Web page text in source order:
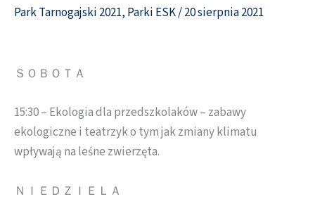
Park Tarnogajski 2021, Parki ESK/20 sierpnia 2021
ＳＯＢＯＴＡ
15:30 – Ekologia dla przedszkolaków – zabawy
ekologiczne i teatrzyk o tym jak zmiany klimatu
wpływają na leśne zwierzęta.
ＮＩＥＤＺＩＥＬＡ